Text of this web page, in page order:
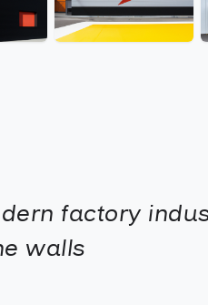
factory
walls